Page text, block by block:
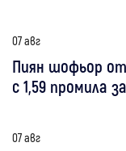
07 авг
Пиян шофьор
с 1,59 промила
07 авг